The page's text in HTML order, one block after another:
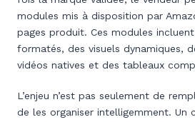
modules mis à disposition par
pages produit. Ces modules
formatés, des visuels dynamiques,
vidéos natives et des tableaux
L’enjeu n’est pas seulement de
de les organiser intelligemment. Un